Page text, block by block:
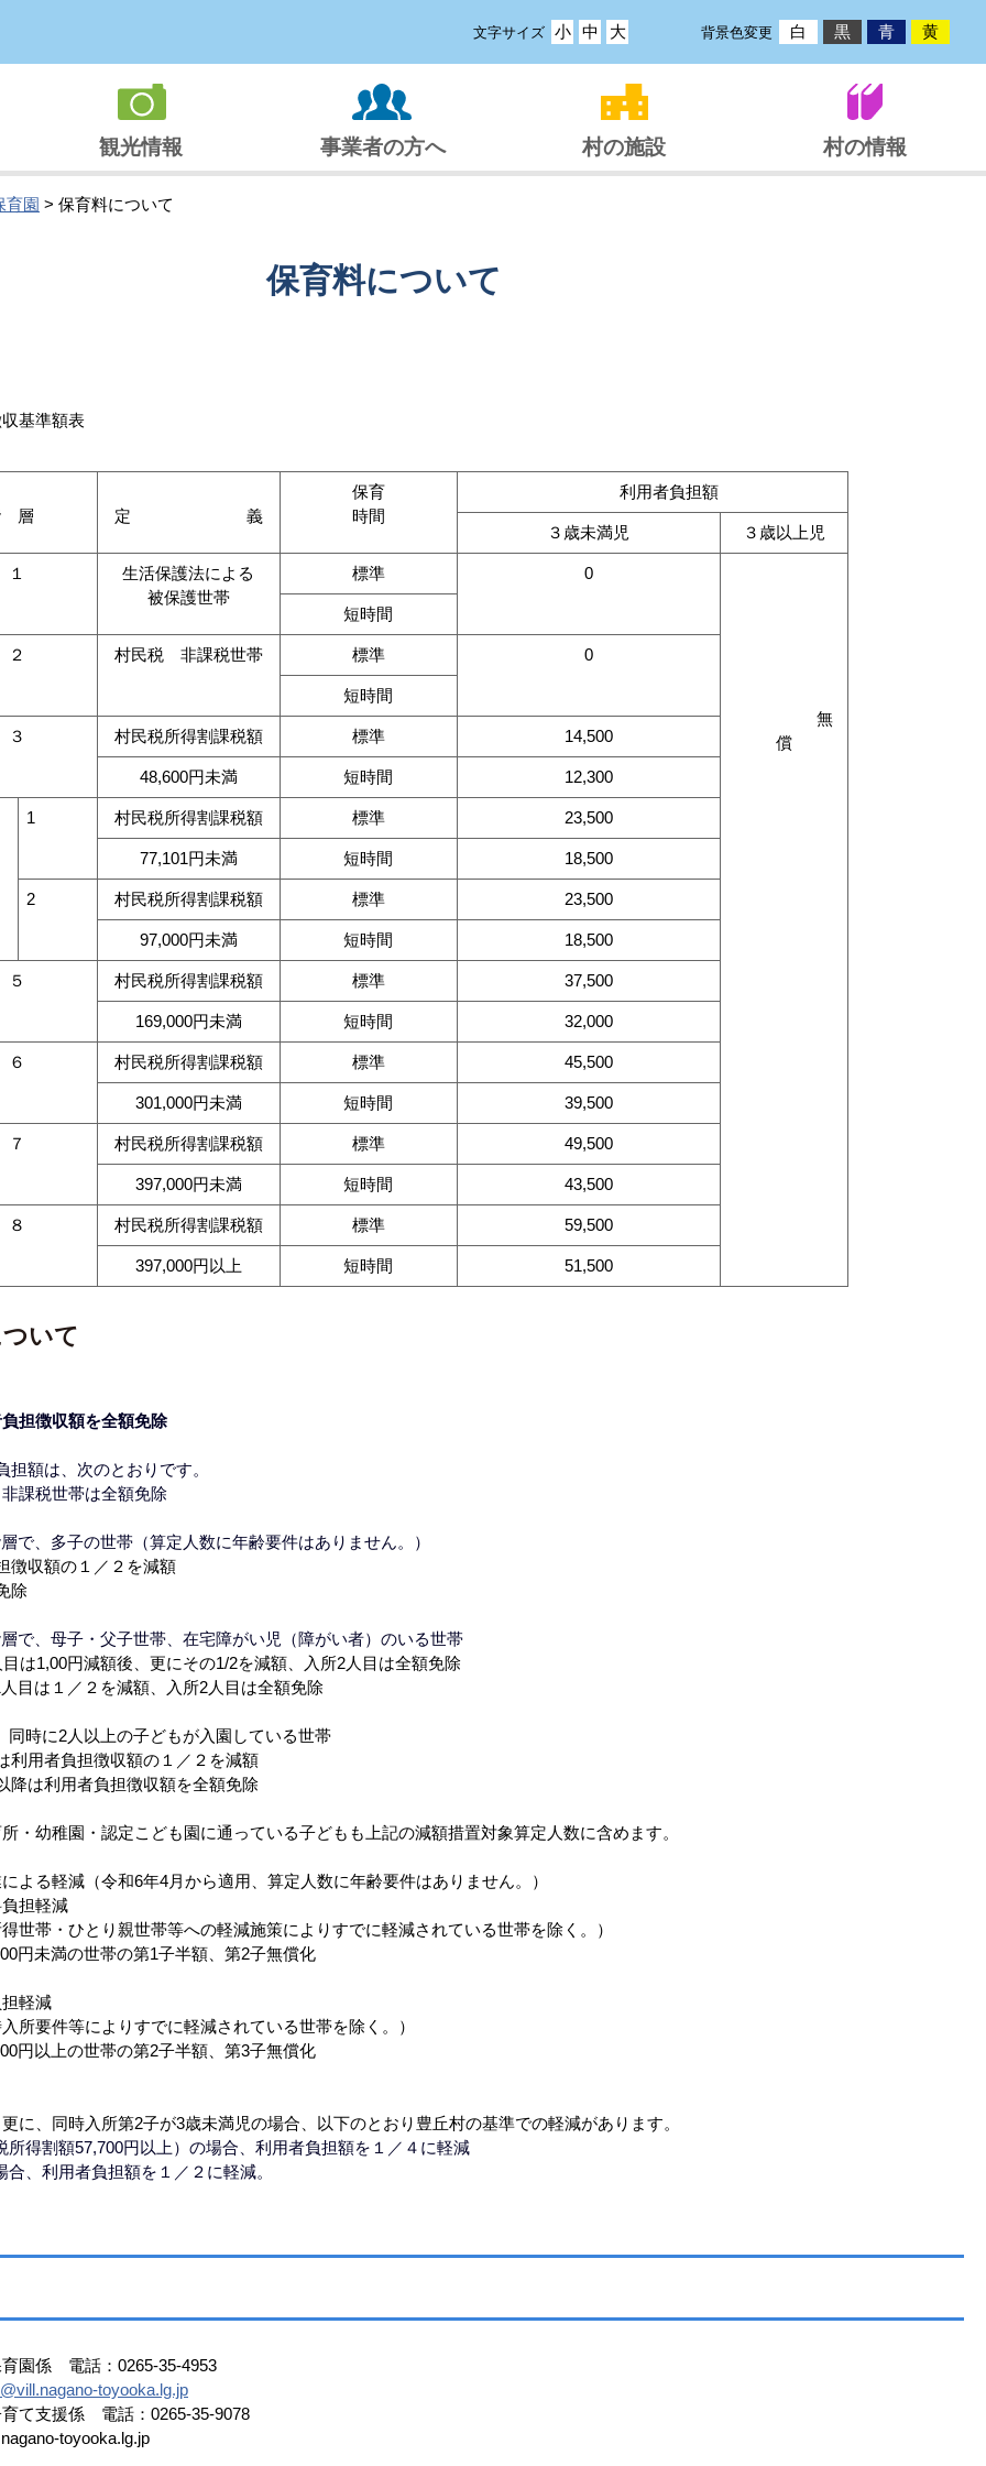
文字サイズ 小 中 大 背景色変更 白 黒 青 黄
観光情報 事業者の方へ 村の施設 村の情報
育園 > 保育料について
保育料について
基準額表
層 定 義
保育
時間
利用者負担額
３歳未満児 ３歳以上児
生活保護法による
被保護世帯
標準 0
無
償
短時間
村民税 非課税世帯 標準 0
短時間
村民税所得割課税額 標準 14,500
48,600円未満 短時間 12,300
1 村民税所得割課税額 標準 23,500
77,101円未満 短時間 18,500
2 村民税所得割課税額 標準 23,500
97,000円未満 短時間 18,500
村民税所得割課税額 標準 37,500
169,000円未満 短時間 32,000
村民税所得割課税額 標準 45,500
301,000円未満 短時間 39,500
村民税所得割課税額 標準 49,500
397,000円未満 短時間 43,500
村民税所得割課税額 標準 59,500
397,000円以上 短時間 51,500
いて
担徴収額を全額免除
額は、次のとおりです。
課税世帯は全額免除
、多子の世帯（算定人数に年齢要件はありません。）
額の１／２を減額
除
、母子・父子世帯、在宅障がい児（障がい者）のいる世帯
は1,00円減額後、更にその1/2を減額、入所2人目は全額免除
１／２を減額、入所2人目は全額免除
時に2人以上の子どもが入園している世帯
者負担徴収額の１／２を減額
利用者負担徴収額を全額免除
・幼稚園・認定こども園に通っている子どもも上記の減額措置対象算定人数に含めます。
る軽減（令和6年4月から適用、算定人数に年齢要件はありません。）
担軽減
・ひとり親世帯等への軽減施策によりすでに軽減されている世帯を除く。）
満の世帯の第1子半額、第2子無償化
軽減
件等によりすでに軽減されている世帯を除く。）
上の世帯の第2子半額、第3子無償化
、同時入所第2子が3歳未満児の場合、以下のとおり豊丘村の基準での軽減があります。
得割額57,700円以上）の場合、利用者負担額を１／４に軽減
、利用者負担額を１／２に軽減。
園係 電話：0265-35-4953
toyooka.lg.jp
て支援係 電話：0265-35-9078
toyooka.lg.jp